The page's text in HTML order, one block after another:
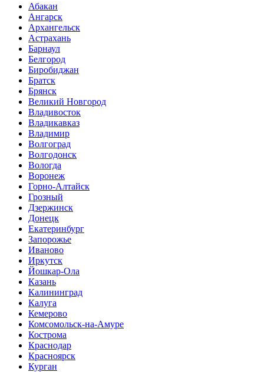
Абакан
Ангарск
Архангельск
Астрахань
Барнаул
Белгород
Биробиджан
Братск
Брянск
Великий Новгород
Владивосток
Владикавказ
Владимир
Волгоград
Волгодонск
Вологда
Воронеж
Горно-Алтайск
Грозный
Дзержинск
Донецк
Екатеринбург
Запорожье
Иваново
Иркутск
Йошкар-Ола
Казань
Калининград
Калуга
Кемерово
Комсомольск-на-Амуре
Кострома
Краснодар
Красноярск
Курган